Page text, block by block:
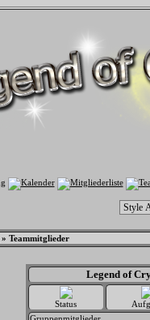
» Teammitglieder
Legend of
Status